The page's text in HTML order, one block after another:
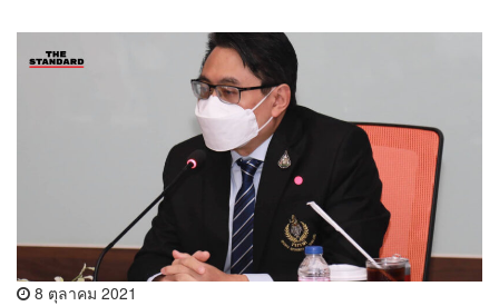
8 ตุลาคม 2021